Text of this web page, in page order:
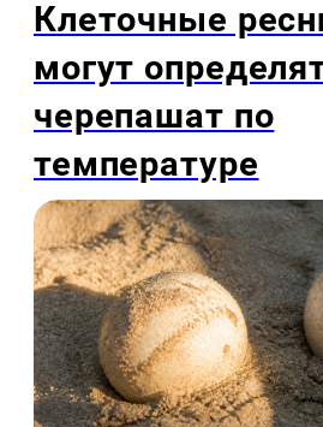
Клеточные
могут
черепашат по
температуре